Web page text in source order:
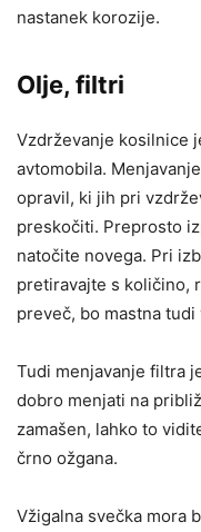
nastanek korozije.
Olje, filtri
Vzdrževanje kosilnice
avtomobila.
opravil, ki jih pri
preskočiti. Preprosto
natočite novega. Pri
pretiravajte s količino,
preveč, bo mastna tudi
Tudi menjavanje filtra
dobro menjati na
zamašen, lahko to
črno ožgana.
Vžigalna svečka mora